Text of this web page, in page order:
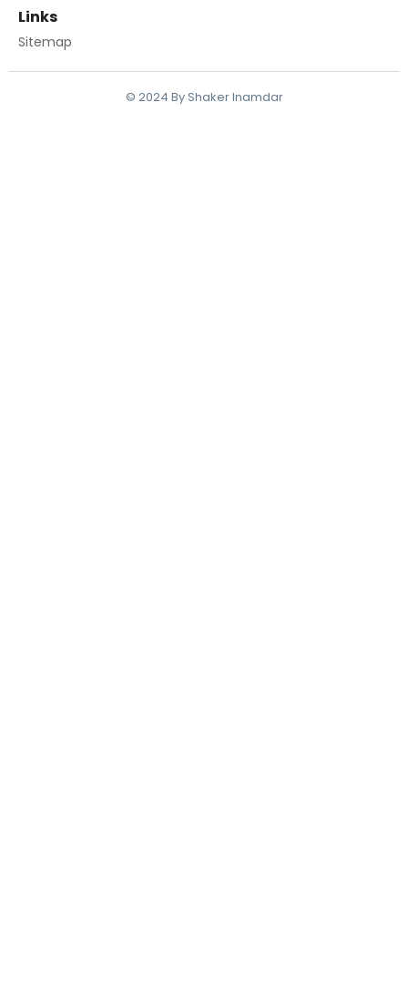
Links
Sitemap
© 2024 By Shaker Inamdar